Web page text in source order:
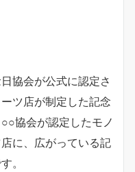
協会が公式に認定さ
ツ店が制定した記念
協会が認定したモノ
に、広がっている記
。